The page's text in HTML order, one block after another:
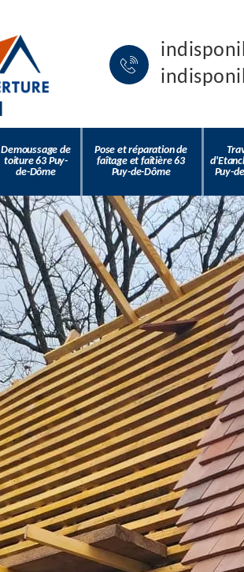
Demoussage de
toiture 63 Puy-
de-Dôme
Pose et réparation de
faîtage et faîtière 63
Puy-de-Dôme
Puy-